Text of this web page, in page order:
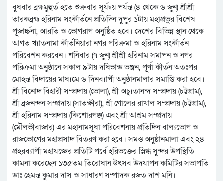
বুধবার ব্রহ্মমুহুর্ত হতে শুক্রবার সূর্যদ্বয় পর্যন্ত (৪ থেকে ৬ জুন) শ্রীশ্রী
তারকব্রহ্ম হরিনাম সংকীর্তনে প্রতিদিন দুপুর ১টায় মহাপ্রভুর বিশেষ
পূজার্চ্চনা, আরতি ও ভোগরাগ অনুষ্ঠিত হবে। দেশের বিভিন্ন স্থান থেকে
আগত খ্যাতনামা কীর্তনিয়ারা নগর পরিক্রমা ও হরিনাম সংকীর্তন
পরিবেশন করবেন। শনিবার (৭ জুন) শ্রীশ্রী হরিনাম সমাপন ও নগর
পরিক্রমা অনুষ্ঠানে সকাল ৯টায় দধিভান্ড ভঞ্জন, পূর্ণা কীর্তন অতঃপর
মোহন্ত বিদায়ের মাধ্যমে ৬ দিনব্যাপী অনুষ্ঠানমালার সমাপ্তি করা হবে।
শ্রী বিনোদ বিহারী সম্প্রদায় (ভোলা), শ্রী অচ্যুতানন্দ সম্প্রদায় (চট্টগ্রাম),
শ্রী ব্রজনন্দন সম্প্রদায় (সাতক্ষীরা), শ্রী গোলের রাখাল সম্প্রদায় (চট্টগ্রাম),
শ্রী হরিনাম সম্প্রদায় (কিশোরগঞ্জ) এবং শ্রী আশ্রম সম্প্রদায়
(মৌলভীবাজার) এর মহানামসূধা পরিবেশনায় প্রতিদিন বাল্যভোগ ও
রাজভোগের মহাপ্রসাদ বিতরণ করা হবে। সমস্ত অনুষ্ঠানমালা এবং ২৪
প্রহরব্যাপী মহাযজ্ঞের প্রতিটি পর্বে হরিভক্তের স্নিগ্ধ সুন্দর উপস্থিতি
কামনা করেছেন ১৩৫তম তিরোধান উৎসব উদযাপন কমিটির সভাপতি
ডাঃ হেমন্ত কুমার দাস ও সাধারণ সম্পাদক রজত দাশ মনি।